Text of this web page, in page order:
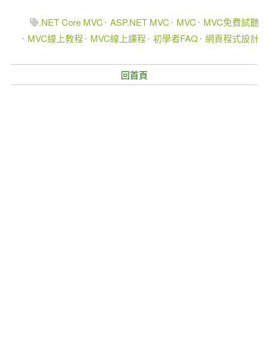
.NET Core MVC ASP.NET MVC MVC
MVC免費試聽
MVC線上教程
MVC線上課程 初學者FAQ 網頁程式設計
回首頁